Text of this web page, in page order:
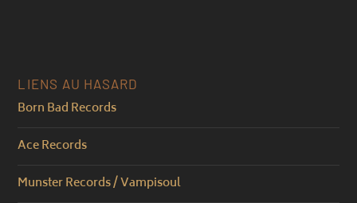
LIENS AU HASARD
Born Bad Records
Ace Records
Munster Records / Vampisoul